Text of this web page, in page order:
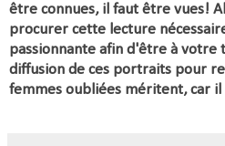
être connues, il faut être vues!
procurer cette lecture
passionnante afin d'être à votre
diffusion de ces portraits pour
femmes oubliées méritent, car